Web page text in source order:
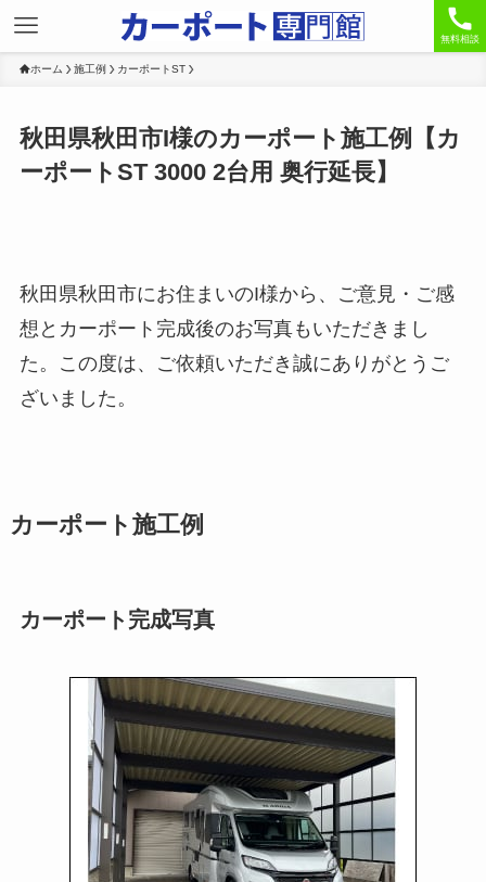
無料相談
ホーム 施工例 カーポートST
秋田県秋田市I様のカーポート施工例【カ
ーポートST 3000 2台用 奥行延長】
秋田県秋田市にお住まいのI様から、ご意見・ご感
想とカーポート完成後のお写真もいただきまし
た。この度は、ご依頼いただき誠にありがとうご
ざいました。
カーポート施工例
カーポート完成写真